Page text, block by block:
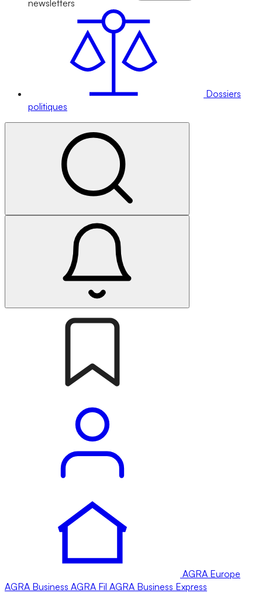
newsletters
Dossiers
politiques
AGRA Europe
AGRA Business AGRA Fil AGRA Business Express